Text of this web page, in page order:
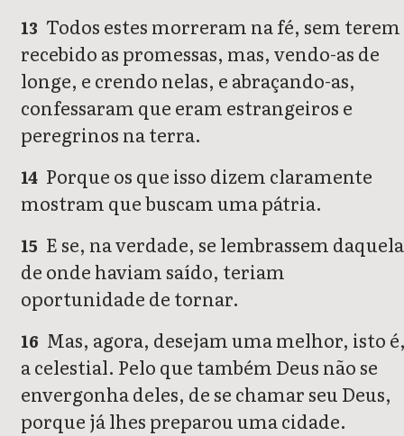
13 Todos estes morreram na fé, sem terem
recebido as promessas, mas, vendo-as de
longe, e crendo nelas, e abraçando-as,
confessaram que eram estrangeiros e
peregrinos na terra.
14 Porque os que isso dizem claramente
mostram que buscam uma pátria.
15 E se, na verdade, se lembrassem daquela
de onde haviam saído, teriam
oportunidade de tornar.
16 Mas, agora, desejam uma melhor, isto
a celestial. Pelo que também Deus não se
envergonha deles, de se chamar seu Deus,
porque já lhes preparou uma cidade.